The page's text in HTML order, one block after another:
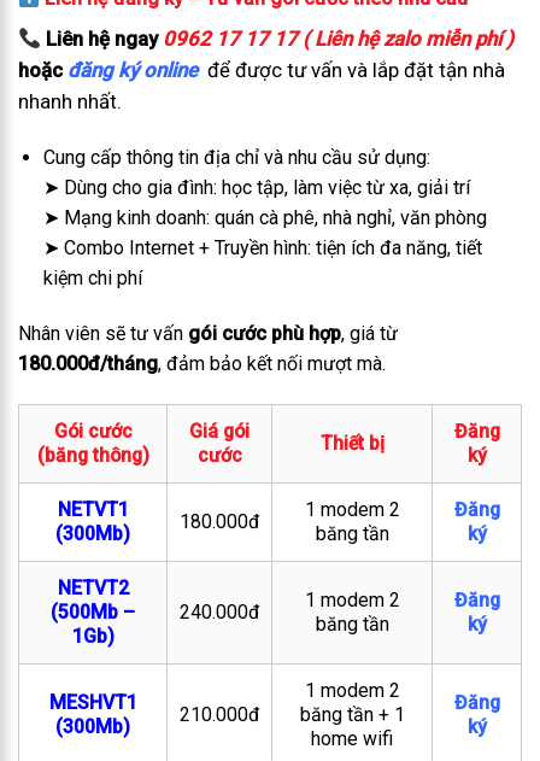
Liên hệ ngay 0962 17 17 17 ( Liên hệ zalo miễn phí )
hoặc đăng ký online để được tư vấn và lắp đặt tận nhà
nhanh nhất.
Cung cấp thông tin địa chỉ và nhu cầu sử dụng:
➤ Dùng cho gia đình: học tập, làm việc từ xa, giải trí
➤ Mạng kinh doanh: quán cà phê, nhà nghỉ, văn phòng
➤ Combo Internet + Truyền hình: tiện ích đa năng, tiết
kiệm chi phí
Nhân viên sẽ tư vấn gói cước phù hợp, giá từ
180.000đ/tháng, đảm bảo kết nối mượt mà.
Gói cước
(băng thông)
Giá gói
cước
Thiết bị
Đăng
ký
NETVT1
(300Mb)
180.000đ
1 modem 2
băng tần
Đăng
ký
NETVT2
(500Mb –
1Gb)
240.000đ
1 modem 2
băng tần
Đăng
ký
MESHVT1
(300Mb)
210.000đ
1 modem 2
băng tần + 1
home wifi
Đăng
ký